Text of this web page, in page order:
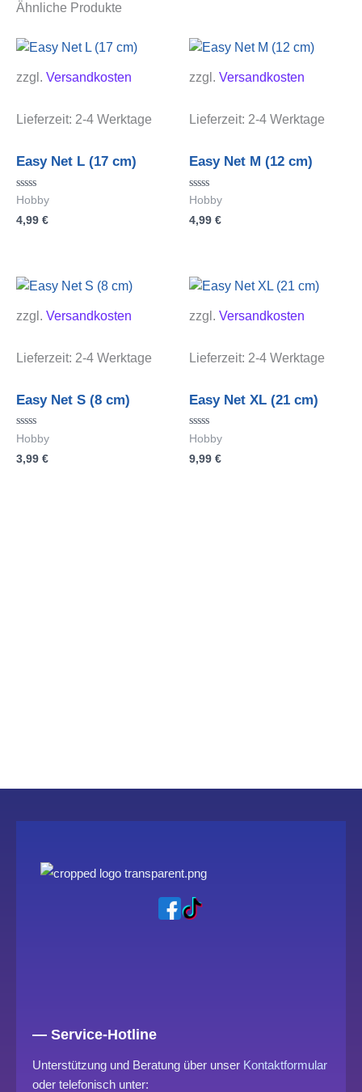
Ähnliche Produkte
zzgl. Versandkosten
Lieferzeit: 2-4 Werktage
Easy Net L (17 cm)
Bewertet
0
Hobby
4,99 €
zzgl. Versandkosten
Lieferzeit: 2-4 Werktage
Easy Net M (12 cm)
Bewertet
0
Hobby
4,99 €
zzgl. Versandkosten
Lieferzeit: 2-4 Werktage
Easy Net S (8 cm)
Bewertet
0
Hobby
3,99 €
zzgl. Versandkosten
Lieferzeit: 2-4 Werktage
Easy Net XL (21 cm)
Bewertet
0
Hobby
9,99 €
— Service-Hotline
Unterstützung und Beratung über unser Kontaktformular
oder telefonisch unter: